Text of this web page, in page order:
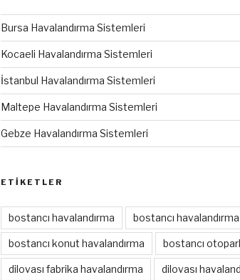
Bursa Havalandırma Sistemleri
Kocaeli Havalandırma Sistemleri
İstanbul Havalandırma Sistemleri
Maltepe Havalandırma Sistemleri
Gebze Havalandırma Sistemleri
ETIKETLER
bostancı havalandırma bostancı
bostancı konut havalandırma bostancı
dilovası fabrika havalandırma dilovası